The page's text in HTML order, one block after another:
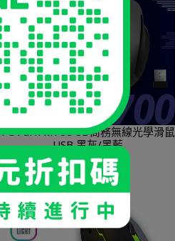
PC Park M700 6D商務無線光學滑鼠
USB 黑灰/黑藍
NT$249 NT$399